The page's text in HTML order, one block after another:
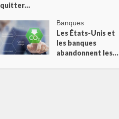
quitter...
Banques
Les États-Unis et
les banques
abandonnent les...